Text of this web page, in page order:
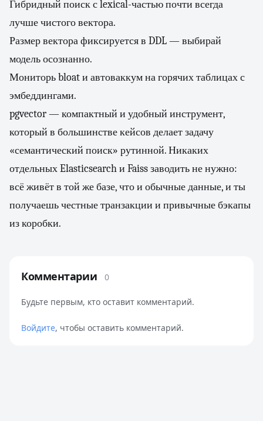
Гибридный поиск с lexical-частью почти всегда
лучше чистого вектора.
Размер вектора фиксируется в DDL — выбирай
модель осознанно.
Мониторь bloat и автоваккум на горячих таблицах с
эмбеддингами.
pgvector — компактный и удобный инструмент,
который в большинстве кейсов делает задачу
«семантический поиск» рутинной. Никаких
отдельных Elasticsearch и Faiss заводить не нужно:
всё живёт в той же базе, что и обычные данные, и ты
получаешь честные транзакции и привычные бэкапы
из коробки.
Комментарии 0
Будьте первым, кто оставит комментарий.
Войдите, чтобы оставить комментарий.